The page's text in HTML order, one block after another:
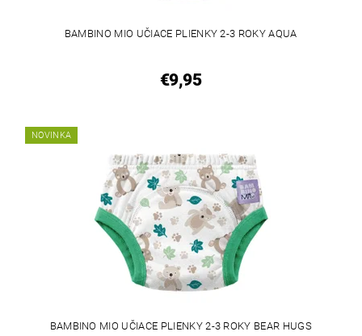
BAMBINO MIO UČIACE PLIENKY 2-3 ROKY AQUA
€9,95
NOVINKA
BAMBINO MIO UČIACE PLIENKY 2-3 ROKY BEAR HUGS